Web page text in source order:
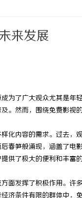
来发展
为了广大观众尤其是
。然而，围绕免费影视
化内容的需求。过去
春笋般涌现，涵盖了
供了极大的便利和丰富
面发挥了积极作用。
济条件有限的群体中